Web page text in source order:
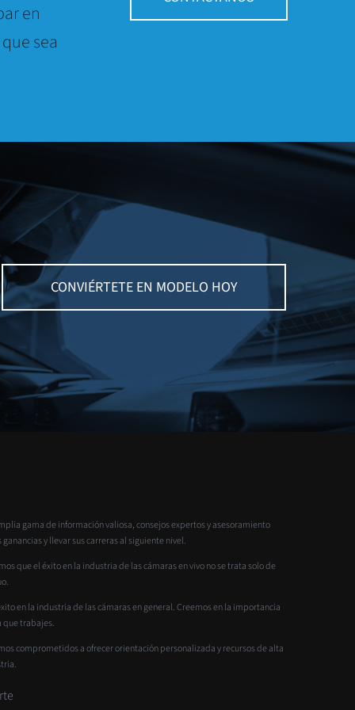
en
sea
CONVIÉRTETE EN MODELO HOY
gama de información valiosa, consejos expertos y asesoramiento
y llevar sus carreras al siguiente nivel.
que el éxito en la industria de las cámaras en vivo no se trata solo de
en la industria de las cámaras en general. Creemos en la importancia
que trabajes.
comprometidos a ofrecer orientación personalizada y recursos de alta